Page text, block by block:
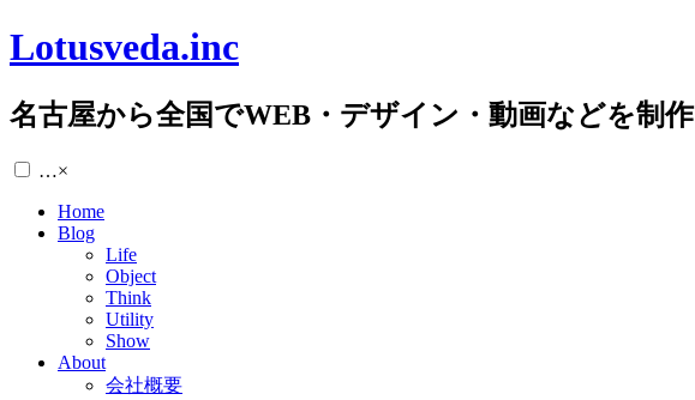
Lotusveda.inc
名古屋から全国でWEB・デザイン・動画などを制作
…×
Home
Blog
Life
Object
Think
Utility
Show
About
会社概要